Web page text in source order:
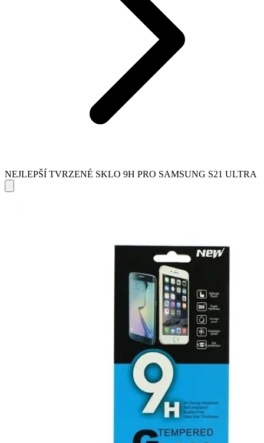
NEJLEPŠÍ TVRZENÉ SKLO 9H PRO SAMSUNG S21 ULTRA